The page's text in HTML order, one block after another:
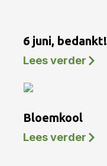
6 juni, bedankt!
Lees verder
Bloemkool
Lees verder